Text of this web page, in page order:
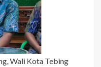
Wali Kota Tebing